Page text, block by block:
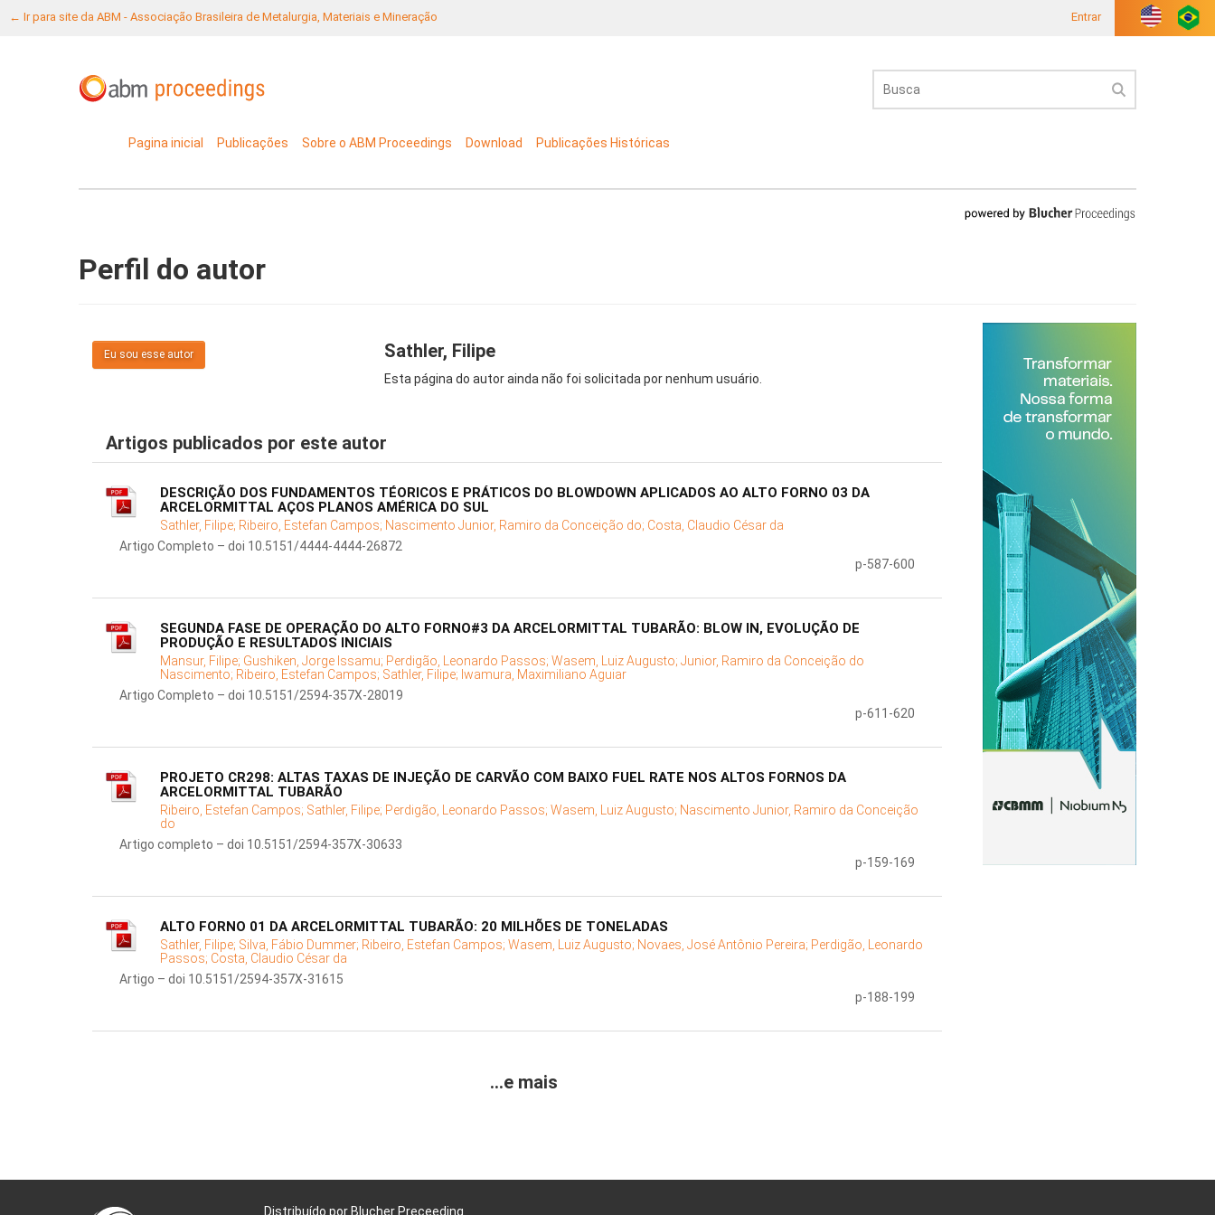
← Ir para site da ABM - Associação Brasileira de Metalurgia, Materiais e Mineração Entrar
Pagina inicial Publicações Sobre o ABM Proceedings Download Publicações Históricas
Perfil do autor
Eu sou esse autor Sathler, Filipe
Esta página do autor ainda não foi solicitada por nenhum usuário.
Artigos publicados por este autor
DESCRIÇÃO DOS FUNDAMENTOS TÉORICOS E PRÁTICOS DO BLOWDOWN APLICADOS AO ALTO FORNO 03 DA
ARCELORMITTAL AÇOS PLANOS AMÉRICA DO SUL
Sathler, Filipe; Ribeiro, Estefan Campos; Nascimento Junior, Ramiro da Conceição do; Costa, Claudio César da
Artigo Completo – doi 10.5151/4444-4444-26872
p-587-600
SEGUNDA FASE DE OPERAÇÃO DO ALTO FORNO#3 DA ARCELORMITTAL TUBARÃO: BLOW IN, EVOLUÇÃO DE
PRODUÇÃO E RESULTADOS INICIAIS
Mansur, Filipe; Gushiken, Jorge Issamu; Perdigão, Leonardo Passos; Wasem, Luiz Augusto; Junior, Ramiro da Conceição do
Nascimento; Ribeiro, Estefan Campos; Sathler, Filipe; Iwamura, Maximiliano Aguiar
Artigo Completo – doi 10.5151/2594-357X-28019
p-611-620
PROJETO CR298: ALTAS TAXAS DE INJEÇÃO DE CARVÃO COM BAIXO FUEL RATE NOS ALTOS FORNOS DA
ARCELORMITTAL TUBARÃO
Ribeiro, Estefan Campos; Sathler, Filipe; Perdigão, Leonardo Passos; Wasem, Luiz Augusto; Nascimento Junior, Ramiro da Conceição
do
Artigo completo – doi 10.5151/2594-357X-30633
p-159-169
ALTO FORNO 01 DA ARCELORMITTAL TUBARÃO: 20 MILHÕES DE TONELADAS
Sathler, Filipe; Silva, Fábio Dummer; Ribeiro, Estefan Campos; Wasem, Luiz Augusto; Novaes, José Antônio Pereira; Perdigão, Leonardo
Passos; Costa, Claudio César da
Artigo – doi 10.5151/2594-357X-31615
p-188-199
...e mais
Distribuído por Blucher Preceeding